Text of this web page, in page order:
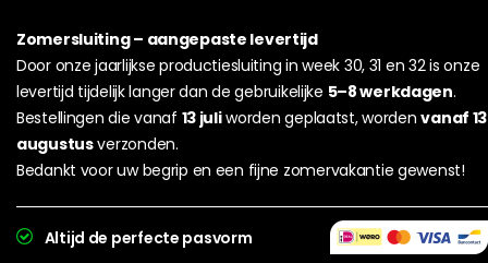
Zomersluiting – aangepaste levertijd
Door onze jaarlijkse productiesluiting in week 30, 31 en 32 is onze
levertijd tijdelijk langer dan de gebruikelijke 5–8 werkdagen.
Bestellingen die vanaf 13 juliworden geplaatst, wordenvanaf 13
augustusverzonden.
Bedankt voor uw begrip en een fijne zomervakantie gewenst!
Altijd de perfecte pasvorm